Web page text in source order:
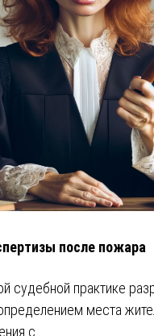
после пожара
судебной практике
места
с …